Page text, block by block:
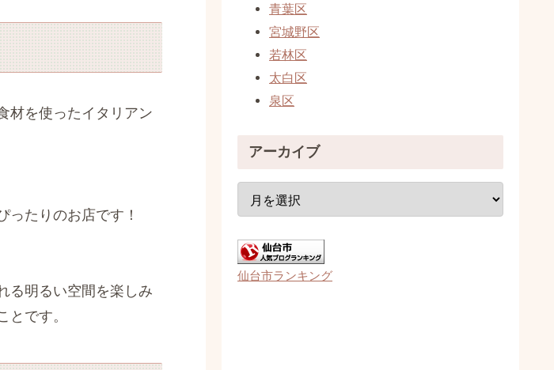
材を使ったイタリアン
ったりのお店です！
る明るい空間を楽しみ
です。
青葉区
宮城野区
若林区
太白区
泉区
アーカイブ
仙台市ランキング